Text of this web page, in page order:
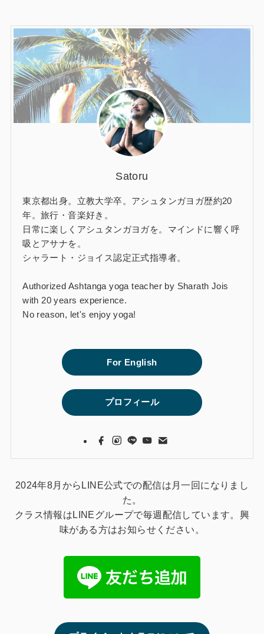
Satoru
東京都出身。立教大学卒。アシュタンガヨガ歴約20
年。旅行・音楽好き。
日常に楽しくアシュタンガヨガを。マインドに響く呼
吸とアサナを。
シャラート・ジョイス認定正式指導者。
Authorized Ashtanga yoga teacher by Sharath Jois
with 20 years experience.
No reason, let's enjoy yoga!
For English
プロフィール
2024年8月からLINE公式での配信は月一回になりまし
た。
クラス情報はLINEグループで毎週配信しています。興
味がある方はお知らせください。